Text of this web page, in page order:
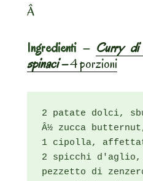
Â
Ingredienti – Curry di
spinaci –4 porzioni
2 patate dolci,
Â½ zucca
1 cipolla,
2 spicchi
pezzetto di